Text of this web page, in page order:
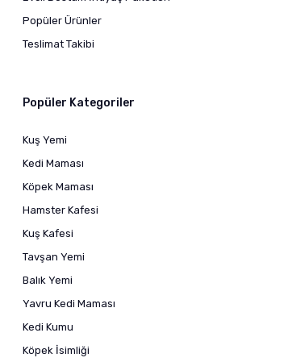
Popüler Ürünler
Teslimat Takibi
Popüler Kategoriler
Kuş Yemi
Kedi Maması
Köpek Maması
Hamster Kafesi
Kuş Kafesi
Tavşan Yemi
Balık Yemi
Yavru Kedi Maması
Kedi Kumu
Köpek İsimliği